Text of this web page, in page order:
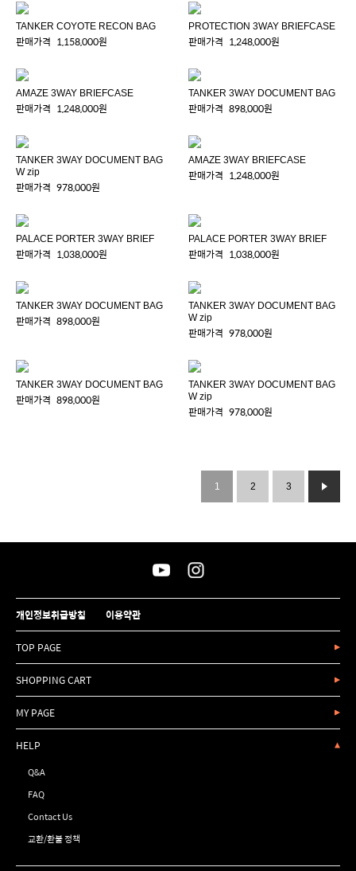
TANKER COYOTE RECON BAG
판매가격 1,158,000원
PROTECTION 3WAY BRIEFCASE
판매가격 1,248,000원
AMAZE 3WAY BRIEFCASE
판매가격 1,248,000원
TANKER 3WAY DOCUMENT BAG
판매가격 898,000원
TANKER 3WAY DOCUMENT BAG
W zip
판매가격 978,000원
AMAZE 3WAY BRIEFCASE
판매가격 1,248,000원
PALACE PORTER 3WAY BRIEF
판매가격 1,038,000원
PALACE PORTER 3WAY BRIEF
판매가격 1,038,000원
TANKER 3WAY DOCUMENT BAG
판매가격 898,000원
TANKER 3WAY DOCUMENT BAG
W zip
판매가격 978,000원
TANKER 3WAY DOCUMENT BAG
판매가격 898,000원
TANKER 3WAY DOCUMENT BAG
W zip
판매가격 978,000원
1 2 3
개인정보취급방침 이용약관
TOP PAGE
SHOPPING CART
MY PAGE
HELP
Q&A
FAQ
Contact Us
교환/환불 정책